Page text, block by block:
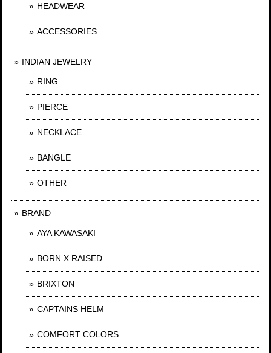
HEADWEAR
ACCESSORIES
INDIAN JEWELRY
RING
PIERCE
NECKLACE
BANGLE
OTHER
BRAND
AYA KAWASAKI
BORN X RAISED
BRIXTON
CAPTAINS HELM
COMFORT COLORS